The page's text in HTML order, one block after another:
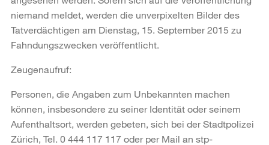
niemand meldet, werden die unverpixelten Bilder des
Tatverdächtigen am Dienstag, 15. September 2015 zu
Fahndungszwecken veröffentlicht.
Zeugenaufruf:
Personen, die Angaben zum Unbekannten machen
können, insbesondere zu seiner Identität oder seinem
Aufenthaltsort, werden gebeten, sich bei der Stadtpolizei
Zürich, Tel. 0 444 117 117 oder per Mail an stp-